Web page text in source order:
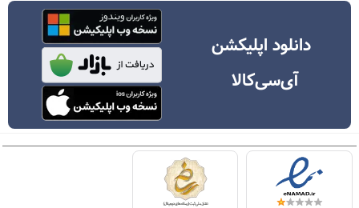
دانلود اپلیکشن
آی‌سی‌کالا